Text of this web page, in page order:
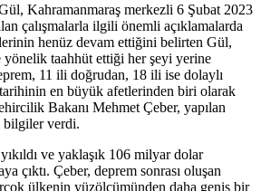
Kahramanmaraş merkezli 6 Şubat 2023
çalışmalarla ilgili önemli açıklamalarda
henüz devam ettiğini belirten Gül,
yönelik taahhüt ettiği her şeyi yerine
11 ili doğrudan, 18 ili ise dolaylı
en büyük afetlerinden biri olarak
Bakanı Mehmet Çeber, yapılan
bilgiler verdi.
ve yaklaşık 106 milyar dolar
çıktı. Çeber, deprem sonrası oluşan
ülkenin yüzölçümünden daha geniş bir